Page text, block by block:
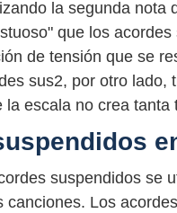
la segunda nota
que los
de tensión que se
sus2, por otro lado,
la escala no crea tanta
suspendidos se
canciones. Los